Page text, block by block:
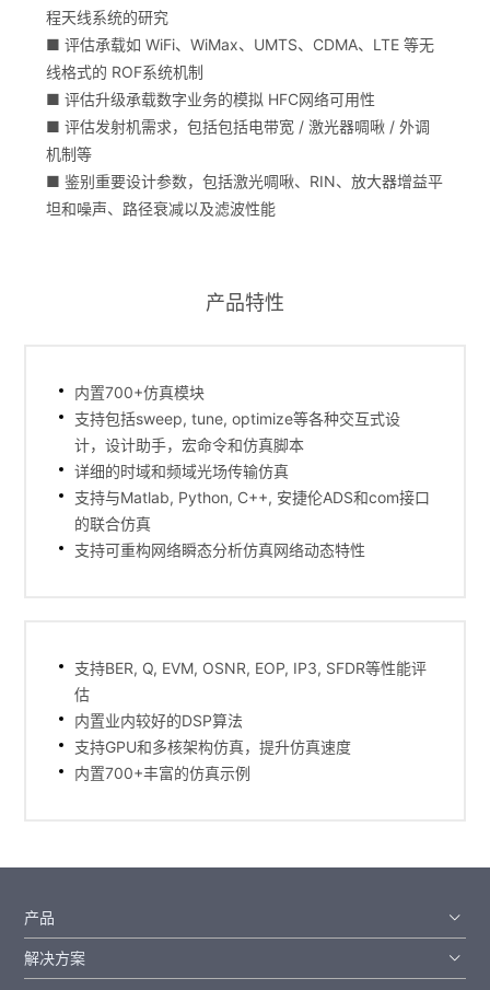
程天线系统的研究
■ 评估承载如 WiFi、WiMax、UMTS、CDMA、LTE 等无
线格式的 ROF系统机制
■ 评估升级承载数字业务的模拟 HFC网络可用性
■ 评估发射机需求，包括包括电带宽 / 激光器啁啾 / 外调
机制等
■ 鉴别重要设计参数，包括激光啁啾、RIN、放大器增益平
坦和噪声、路径衰减以及滤波性能
产品特性
内置700+仿真模块
支持包括sweep, tune, optimize等各种交互式设
计，设计助手，宏命令和仿真脚本
详细的时域和频域光场传输仿真
支持与Matlab, Python, C++, 安捷伦ADS和com接口
的联合仿真
支持可重构网络瞬态分析仿真网络动态特性
支持BER, Q, EVM, OSNR, EOP, IP3, SFDR等性能评
估
内置业内较好的DSP算法
支持GPU和多核架构仿真，提升仿真速度
内置700+丰富的仿真示例
产品
解决方案